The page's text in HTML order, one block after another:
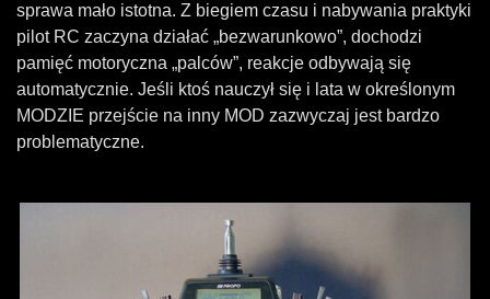
sprawa mało istotna. Z biegiem czasu i nabywania praktyki
pilot RC zaczyna działać „bezwarunkowo”, dochodzi
pamięć motoryczna „palców”, reakcje odbywają się
automatycznie. Jeśli ktoś nauczył się i lata w określonym
MODZIE przejście na inny MOD zazwyczaj jest bardzo
problematyczne.